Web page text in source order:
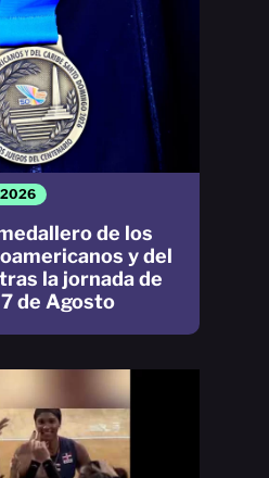
2026
de los
y del
la jornada de
de Agosto